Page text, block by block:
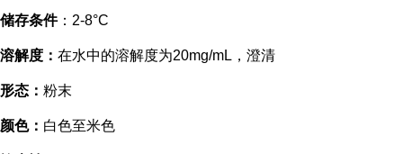
储存条件：2-8°C
溶解度： 在水中的溶解度为20mg/mL，澄清
形态： 粉末
颜色： 白色至米色